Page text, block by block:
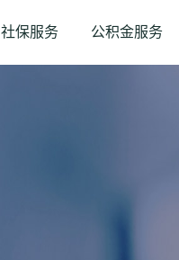
社保服务 公积金服务